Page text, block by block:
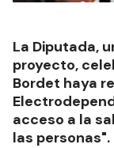
La Diputada,
proyecto,
Bordet haya
acceso a la
las personas".